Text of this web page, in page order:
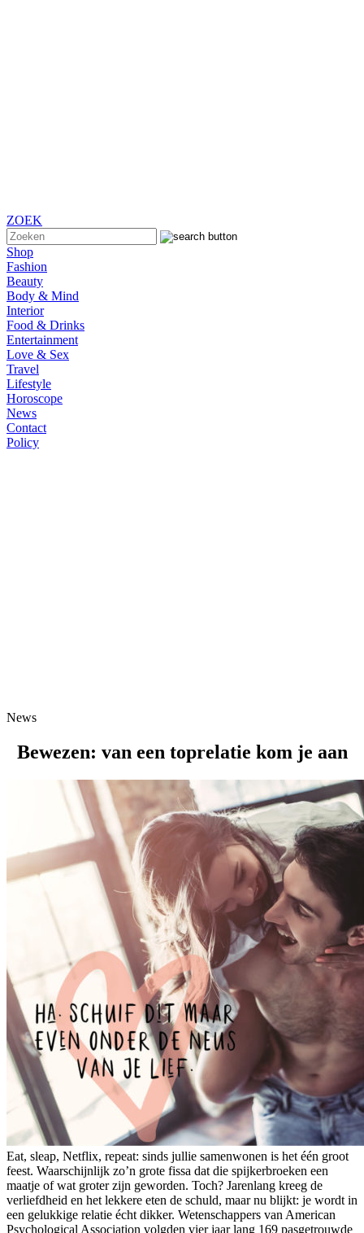
ZOEK
Shop
Fashion
Beauty
Body & Mind
Interior
Food & Drinks
Entertainment
Love & Sex
Travel
Lifestyle
Horoscope
News
Contact
Policy
News
Bewezen: van een toprelatie kom je aan
Eat, sleap, Netflix, repeat: sinds jullie samenwonen is het één groot
feest. Waarschijnlijk zo’n grote fissa dat die spijkerbroeken een
maatje of wat groter zijn geworden. Toch? Jarenlang kreeg de
verliefdheid en het lekkere eten de schuld, maar nu blijkt: je wordt in
een gelukkige relatie écht dikker. Wetenschappers van American
Psychological Association volgden vier jaar lang 169 pasgetrouwde